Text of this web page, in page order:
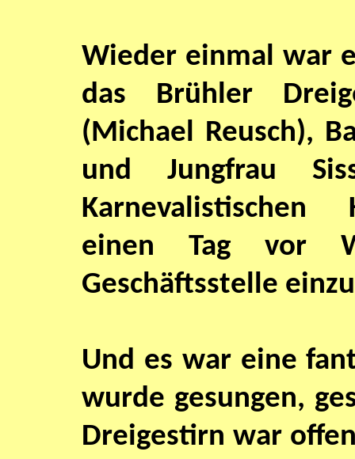
Wieder einmal war
das Brühler
(Michael Reusch),
und Jungfrau
Karnevalistischen
einen Tag vor
Geschäftsstelle
Und es war eine
wurde gesungen,
Dreigestirn war